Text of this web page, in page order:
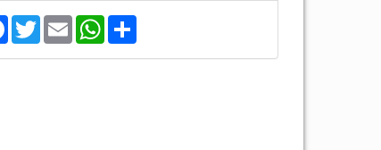
Facebook
TwitterEmailWhatsApp